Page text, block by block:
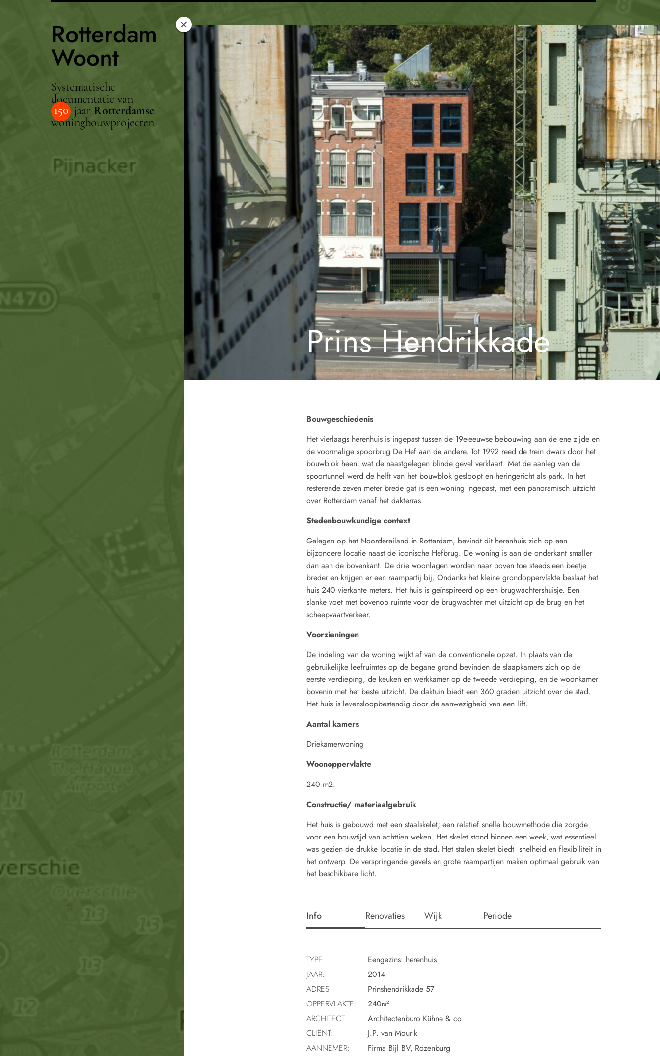
Rotterdam
Woont
Systematische
documentatie van
150 jaar Rotterdamse
woningbouwprojecten
Prins Hendrikkade
Bouwgeschiedenis
Het vierlaags herenhuis is ingepast tussen de 19e-eeuwse bebouwing aan de ene zijde en
de voormalige spoorbrug De Hef aan de andere. Tot 1992 reed de trein dwars door het
bouwblok heen, wat de naastgelegen blinde gevel verklaart. Met de aanleg van de
spoortunnel werd de helft van het bouwblok gesloopt en heringericht als park. In het
resterende zeven meter brede gat is een woning ingepast, met een panoramisch uitzicht
over Rotterdam vanaf het dakterras.
Stedenbouwkundige context
Gelegen op het Noordereiland in Rotterdam, bevindt dit herenhuis zich op een
bijzondere locatie naast de iconische Hefbrug. De woning is aan de onderkant smaller
dan aan de bovenkant. De drie woonlagen worden naar boven toe steeds een beetje
breder en krijgen er een raampartij bij. Ondanks het kleine grondoppervlakte beslaat het
huis 240 vierkante meters. Het huis is geïnspireerd op een brugwachtershuisje. Een
slanke voet met bovenop ruimte voor de brugwachter met uitzicht op de brug en het
scheepvaartverkeer.
Voorzieningen
De indeling van de woning wijkt af van de conventionele opzet. In plaats van de
gebruikelijke leefruimtes op de begane grond bevinden de slaapkamers zich op de
eerste verdieping, de keuken en werkkamer op de tweede verdieping, en de woonkamer
bovenin met het beste uitzicht. De daktuin biedt een 360 graden uitzicht over de stad.
Het huis is levensloopbestendig door de aanwezigheid van een lift.
Aantal kamers
Driekamerwoning
Woonoppervlakte
240 m2.
Constructie/ materiaalgebruik
Het huis is gebouwd met een staalskelet; een relatief snelle bouwmethode die zorgde
voor een bouwtijd van achttien weken. Het skelet stond binnen een week, wat essentieel
was gezien de drukke locatie in de stad. Het stalen skelet biedt snelheid en flexibiliteit in
het ontwerp. De verspringende gevels en grote raampartijen maken optimaal gebruik van
het beschikbare licht.
Info Renovaties Wijk Periode
TYPE:
Eengezins: herenhuis
JAAR:
2014
ADRES:
Prinshendrikkade 57
OPPERVLAKTE:
240m2
ARCHITECT:
Architectenburo Kühne & co
CLIËNT:
J.P. van Mourik
AANNEMER:
Firma Bijl BV, Rozenburg